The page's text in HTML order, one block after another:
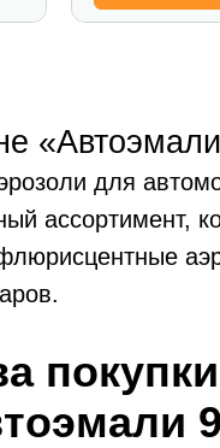
для
ассортимент,